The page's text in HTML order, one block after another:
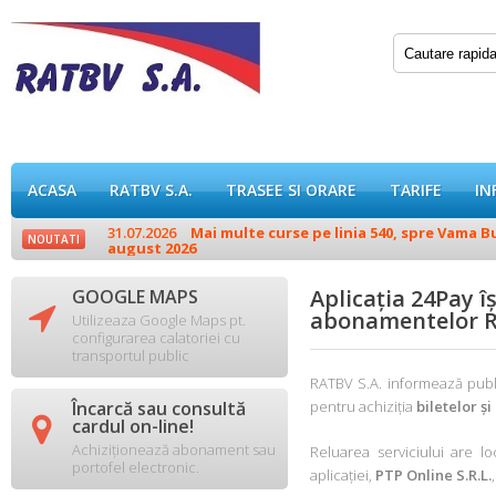
ACASA RATBV S.A. TRASEE SI ORARE TARIFE
NOUTATI 31.07.2026 Mai multe curse pe linia 540, spre Vama
august 2026
 GOOGLE MAPS
Utilizeaza Google Maps pt.
configurarea calatoriei cu
transportul public
 Încarcă sau consultă
cardul on-line!
Achiziționează abonament sau
portofel electronic.
Aplicația 24Pay
abonamentelor
RATBV S.A. informează
pentru achiziția biletelor și
Reluarea serviciului are
aplicației, PTP Online S.R.L.